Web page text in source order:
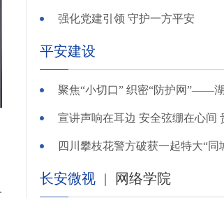
强化党建引领 守护一方平安
平安建设
长安微视 | 网络学院